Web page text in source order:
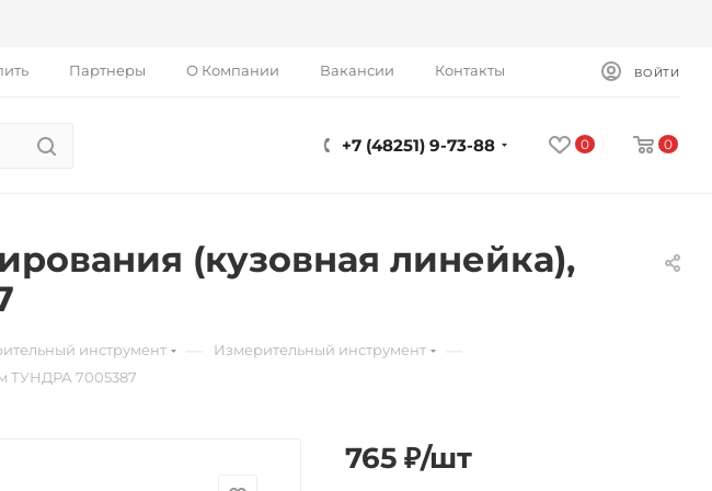
Партнеры О Компании Вакансии Контакты ВОЙТИ
0 0
+7 (48251) 9-73-88
(кузовная линейка),
инструмент Измерительный инструмент
ТУНДРА 7005387
765 ₽/шт